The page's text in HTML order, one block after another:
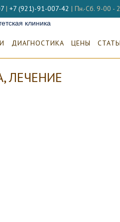
| +7 (921)-91-007-42 | Пн.-Сб. 9-00 -
ДИАГНОСТИКА ЦЕНЫ
ЛЕЧЕНИЕ